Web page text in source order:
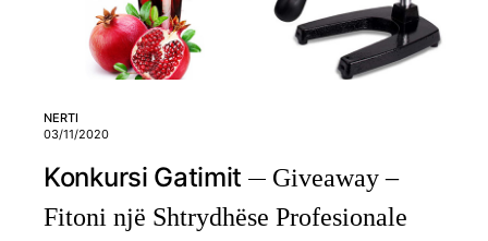
NERTI
03/11/2020
Konkursi Gatimit
Giveaway –
Fitoni një Shtrydhëse Profesionale